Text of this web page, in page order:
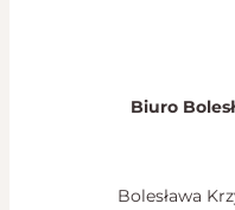
Biuro
Bolesława